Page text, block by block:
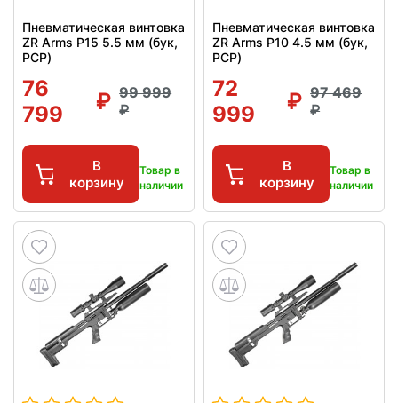
Пневматическая винтовка
ZR Arms P15 5.5 мм (бук,
PCP)
76
799
99 999
В
корзину
Товар в
наличии
Пневматическая винтовка
ZR Arms P10 4.5 мм (бук,
PCP)
72
999
97 469
В
корзину
Товар в
наличии